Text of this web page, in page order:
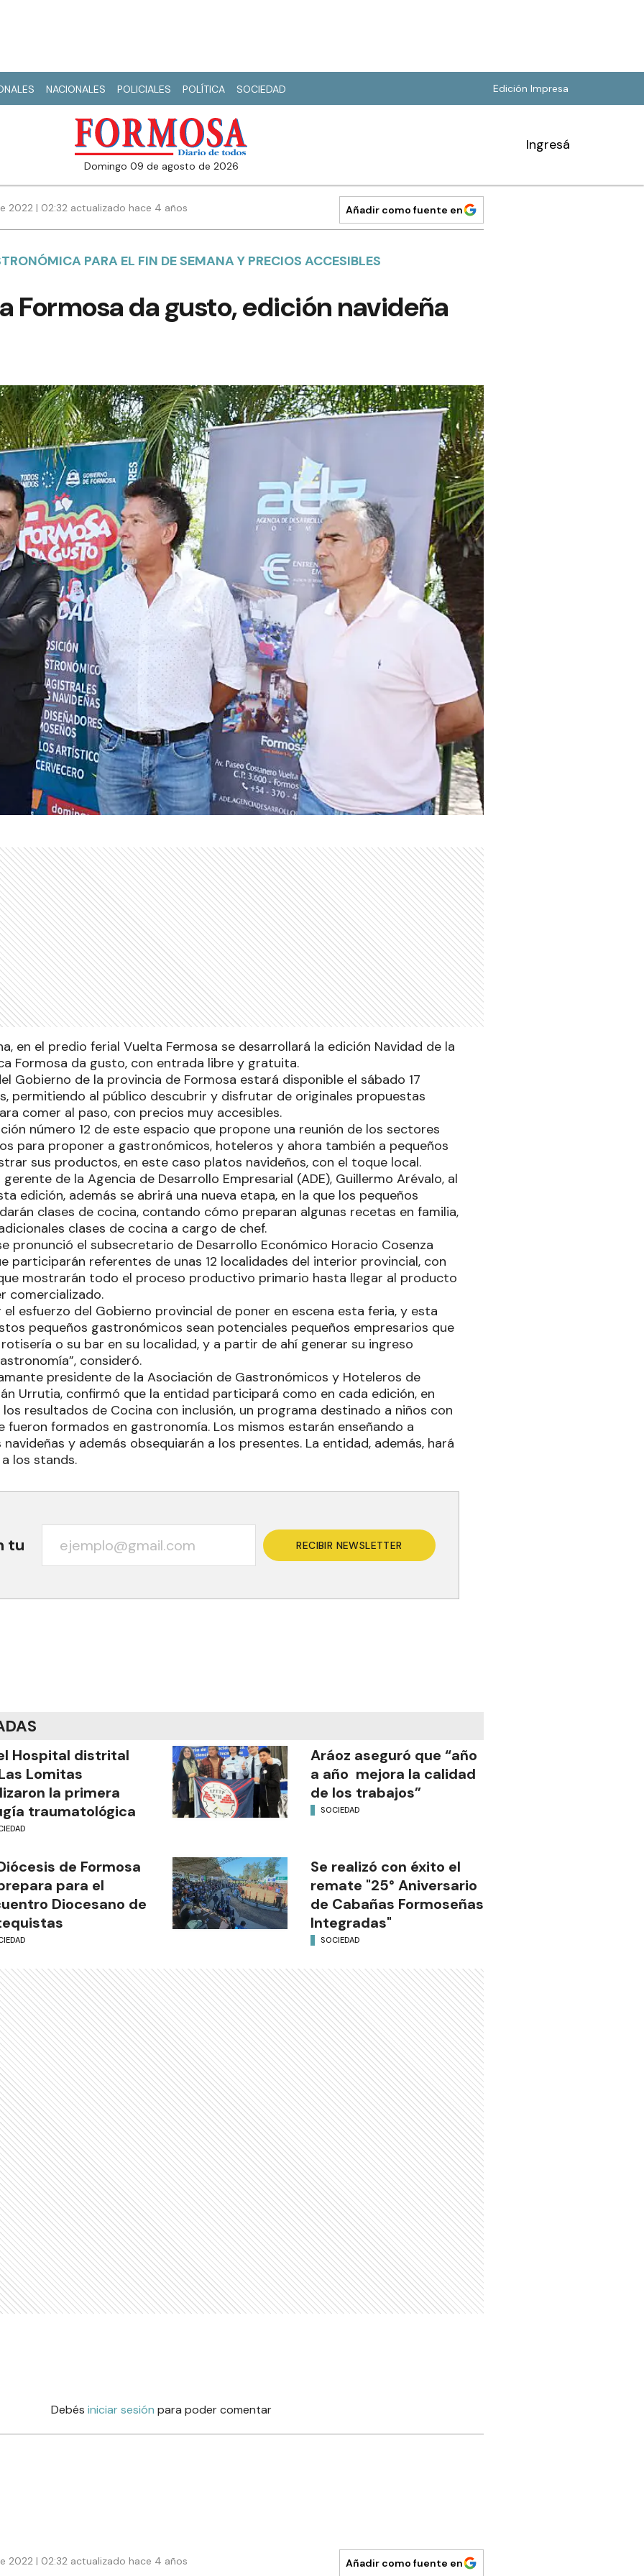
NACIONALES POLICIALES POLÍTICA SOCIEDAD Edición Impresa
domingo 09 de agosto de 2026
Ingresá
2022 | 02:32 actualizado hace 4 años Añadir como fuente en
PARA EL FIN DE SEMANA Y PRECIOS ACCESIBLES
Formosa da gusto, edición navideña
en el predio ferial Vuelta Fermosa se desarrollará la edición Navidad de la
Formosa da gusto, con entrada libre y gratuita.
Gobierno de la provincia de Formosa estará disponible el sábado 17
permitiendo al público descubrir y disfrutar de originales propuestas
comer al paso, con precios muy accesibles.
número 12 de este espacio que propone una reunión de los sectores
para proponer a gastronómicos, hoteleros y ahora también a pequeños
sus productos, en este caso platos navideños, con el toque local.
de la Agencia de Desarrollo Empresarial (ADE), Guillermo Arévalo, al
edición, además se abrirá una nueva etapa, en la que los pequeños
clases de cocina, contando cómo preparan algunas recetas en familia,
clases de cocina a cargo de chef.
pronunció el subsecretario de Desarrollo Económico Horacio Cosenza
participarán referentes de unas 12 localidades del interior provincial, con
mostrarán todo el proceso productivo primario hasta llegar al producto
comercializado.
el esfuerzo del Gobierno provincial de poner en escena esta feria, y esta
pequeños gastronómicos sean potenciales pequeños empresarios que
o su bar en su localidad, y a partir de ahí generar su ingreso
consideró.
presidente de la Asociación de Gastronómicos y Hoteleros de
Urrutia, confirmó que la entidad participará como en cada edición, en
resultados de Cocina con inclusión, un programa destinado a niños con
fueron formados en gastronomía. Los mismos estarán enseñando a
y además obsequiarán a los presentes. La entidad, además, hará
los stands.
tu RECIBIR NEWSLETTER
Hospital distrital
Lomitas
la primera
traumatológica
Aráoz aseguró que “año
a año mejora la calidad
de los trabajos”
SOCIEDAD
de Formosa
para el
Diocesano de
Se realizó con éxito el
remate "25° Aniversario
de Cabañas Formoseñas
Integradas"
SOCIEDAD
Debés iniciar sesión para poder comentar
2022 | 02:32 actualizado hace 4 años Añadir como fuente en